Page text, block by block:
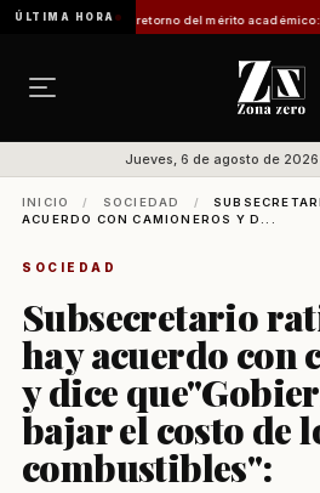
ÚLTIMA HORAy retorno del mérito académico: Los
Jueves, 6 de agosto de 2026
INICIO / SOCIEDAD /
ACUERDO CON CAMIONEROS Y D...
SOCIEDAD
Subsecretario
hay acuerdo con
y dice
bajar el costo de
combustibles":